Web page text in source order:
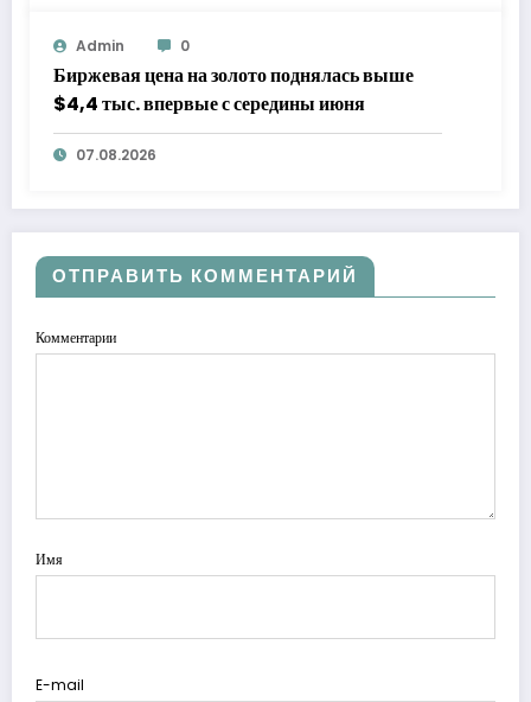
Admin 0
Биржевая цена на золото поднялась выше
$4,4 тыс. впервые с середины июня
07.08.2026
ОТПРАВИТЬ КОММЕНТАРИЙ
Комментарии
Имя
E-mail